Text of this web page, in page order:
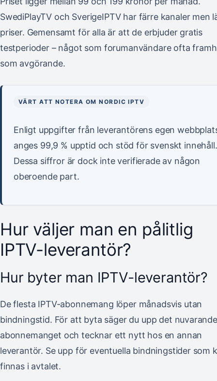
SwediPlayTV och SverigeIPTV har färre kanaler men
priser. Gemensamt för alla är att de erbjuder gratis
testperioder – något som forumanvändare ofta
som avgörande.
VÄRT ATT NOTERA OM NORDIC IPTV
Enligt uppgifter från leverantörens egen
anges 99,9 % upptid och stöd för svenskt innehåll.
Dessa siffror är dock inte verifierade av någon
oberoende part.
Hur väljer man en pålitlig
IPTV-leverantör?
Hur byter man IPTV-leverantör?
De flesta IPTV-abonnemang löper månadsvis utan
bindningstid. För att byta säger du upp det nuvarande
abonnemanget och tecknar ett nytt hos en annan
leverantör. Se upp för eventuella bindningstider som
finnas i avtalet.